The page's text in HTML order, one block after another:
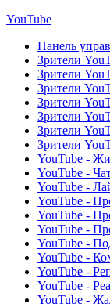
YouTube
Панель
Зрители
Зрители
Зрители
Зрители
Зрители
Зрители
Зрители
YouTube -
YouTube -
YouTube -
YouTube -
YouTube -
YouTube -
YouTube -
YouTube -
YouTube -
YouTube -
YouTube -